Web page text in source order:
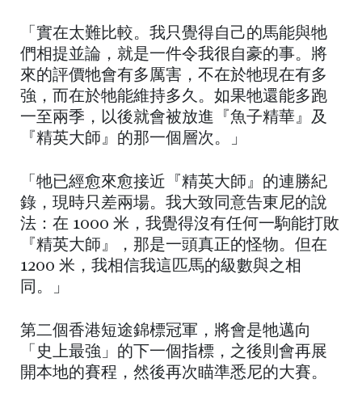
「實在太難比較。我只覺得自己的馬能與牠
們相提並論，就是一件令我很自豪的事。將
來的評價牠會有多厲害，不在於牠現在有多
強，而在於牠能維持多久。如果牠還能多跑
一至兩季，以後就會被放進『魚子精華』及
『精英大師』的那一個層次。」
「牠已經愈來愈接近『精英大師』的連勝紀
錄，現時只差兩場。我大致同意告東尼的說
法：在 1000 米，我覺得沒有任何一駒能打敗
『精英大師』，那是一頭真正的怪物。但在
1200 米，我相信我這匹馬的級數與之相
同。」
第二個香港短途錦標冠軍，將會是牠邁向
「史上最強」的下一個指標，之後則會再展
開本地的賽程，然後再次瞄準悉尼的大賽。